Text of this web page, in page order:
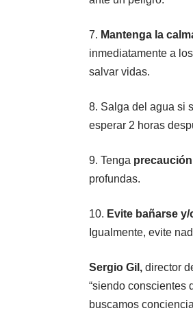
7. Mantenga la
inmediatamente a
salvar vidas.
8. Salga del agua si
esperar 2 horas
9. Tenga
profundas.
​10. Evite bañarse
Igualmente, evite
Sergio Gil, director
“siendo conscientes
buscamos